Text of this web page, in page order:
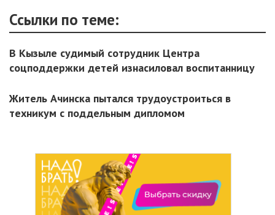
Ссылки по теме:
В Кызыле судимый сотрудник Центра
соцподдержки детей изнасиловал воспитанницу
Житель Ачинска пытался трудоустроиться в
техникум с поддельным дипломом